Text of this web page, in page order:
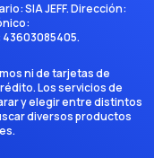
SIA JEFF. Dirección:
43603085405.
ni de tarjetas de
Los servicios de
y elegir entre distintos
diversos productos